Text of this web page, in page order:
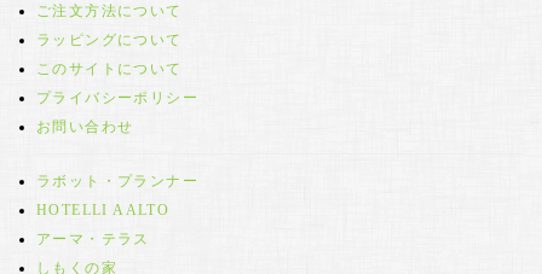
ご注文方法について
ラッピングについて
このサイトについて
プライバシーポリシー
お問い合わせ
ラボット・プランナー
HOTELLI AALTO
アーマ・テラス
しもくの家